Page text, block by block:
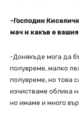
-Господин
мач и какъв е
-Донякъде мога да
полувреме, малко
полувреме, но това
изчистваме облика
но имаме и много